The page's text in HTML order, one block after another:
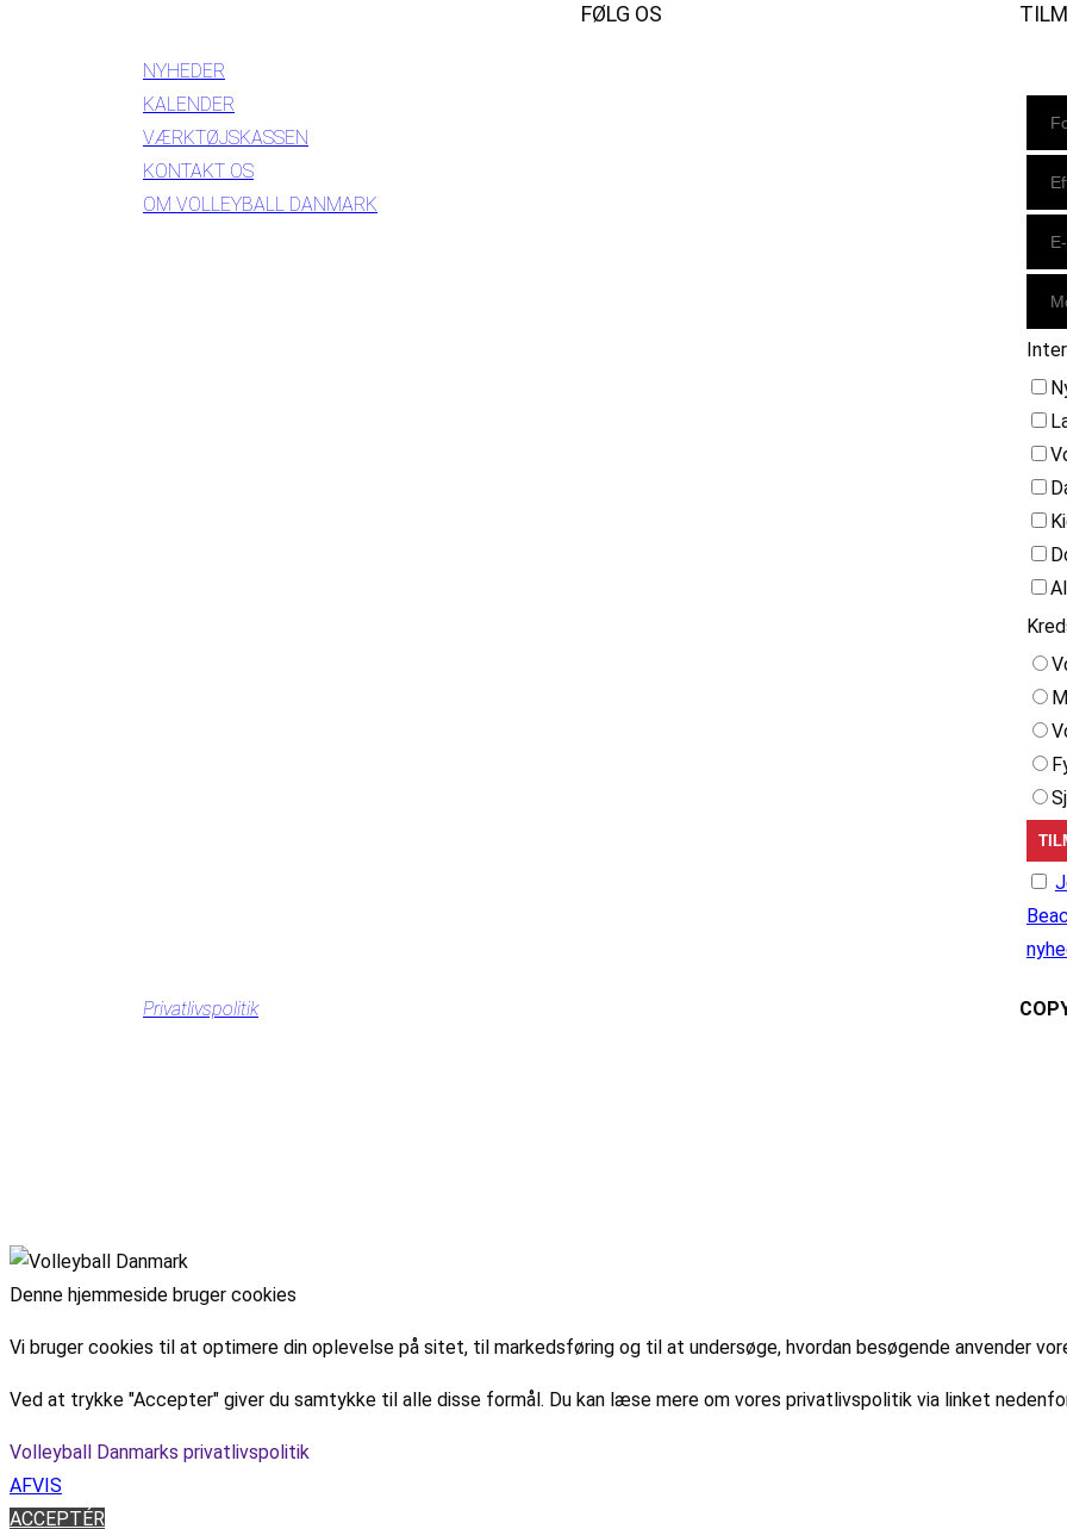
NYHEDER
KALENDER
VÆRKTØJSKASSEN
KONTAKT OS
OM VOLLEYBALL DANMARK
FØLG OS
Privatlivspolitik
Denne hjemmeside bruger cookies
Vi bruger cookies til at optimere din oplevelse på sitet, til markedsføring og til at undersøge, hvordan besøgende anvender
Ved at trykke "Accepter" giver du samtykke til alle disse formål. Du kan læse mere om vores privatlivspolitik via linket
Volleyball Danmarks privatlivspolitik
AFVIS
ACCEPTÉR